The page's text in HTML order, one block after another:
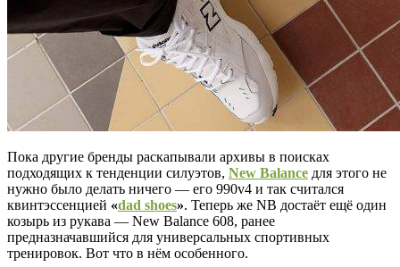
Пока другие бренды раскапывали архивы в поисках
подходящих к тенденции силуэтов, New Balance для этого не
нужно было делать ничего — его 990v4 и так считался
квинтэссенцией «dad shoes». Теперь же NB достаёт ещё один
козырь из рукава — New Balance 608, ранее
предназначавшийся для универсальных спортивных
тренировок. Вот что в нём особенного.